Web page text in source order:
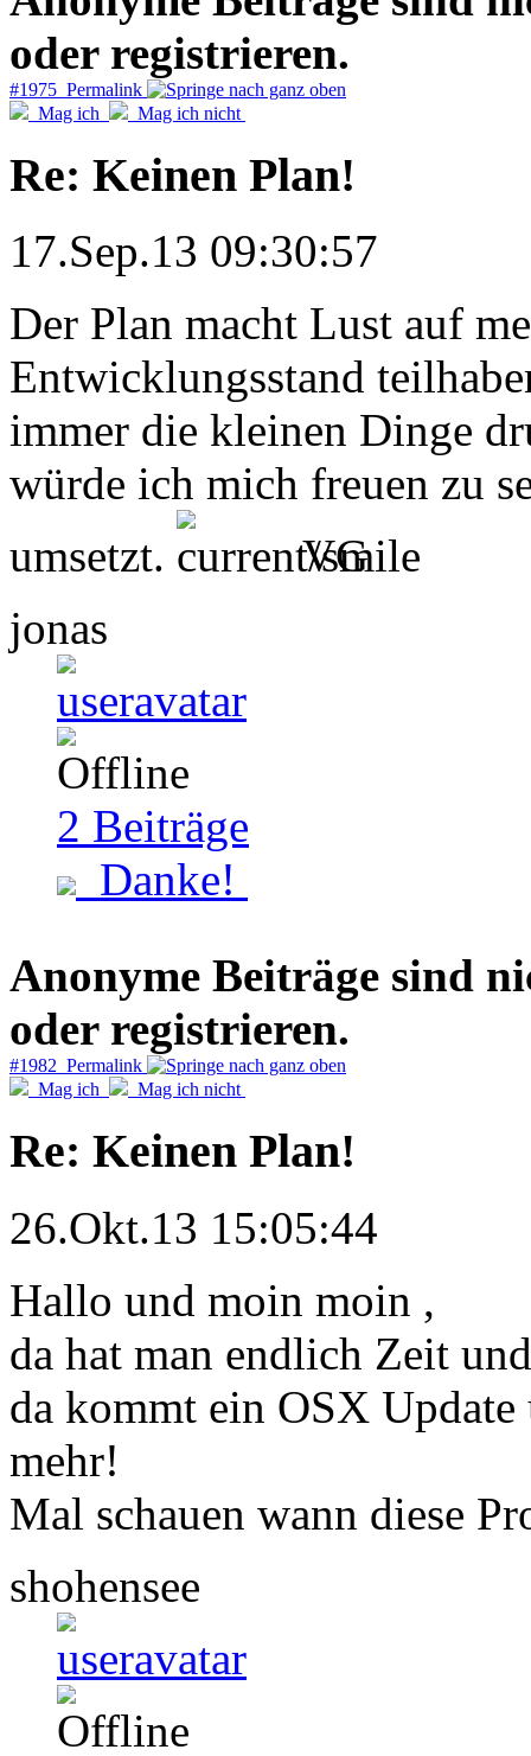
oder registrieren.
#1975 Permalink
Mag ich
Mag ich nicht
Re: Keinen Plan!
17.Sep.13 09:30:57
Der Plan macht Lust auf
Entwicklungsstand
immer die kleinen Dinge
würde ich mich freuen zu
umsetzt.
VG
jonas
2 Beiträge
Danke!
Anonyme Beiträge sind
oder registrieren.
#1982 Permalink
Mag ich
Mag ich nicht
Re: Keinen Plan!
26.Okt.13 15:05:44
Hallo und moin moin ,
da hat man endlich Zeit
da kommt ein OSX
mehr!
Mal schauen wann diese
shohensee